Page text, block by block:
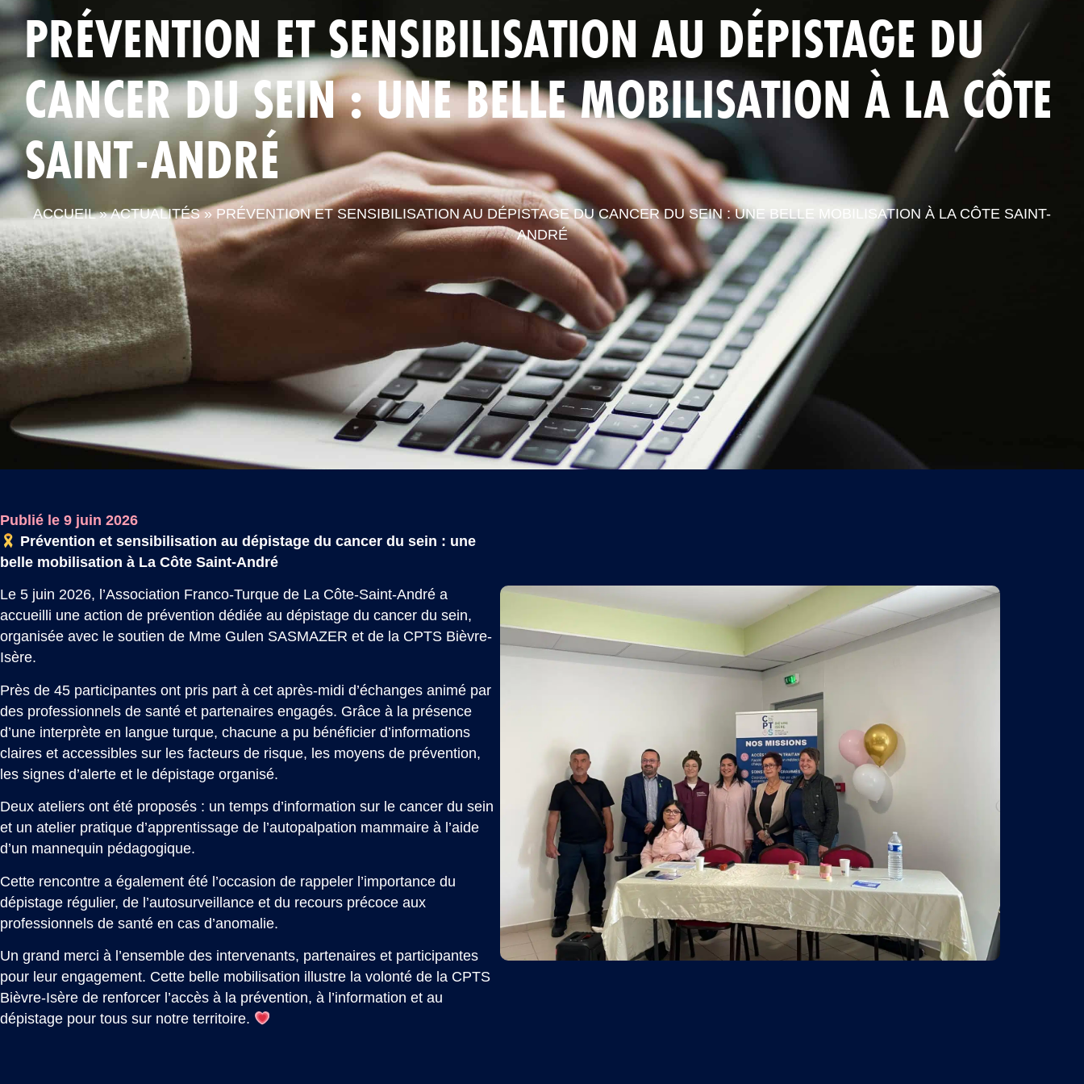
LA CPTS ACTUALITÉS
LES PROFESSIONNELS
ESPACE ADHÉRENT
PRÉVENTION ET SENSIBILISATION AU DÉPISTAGE DU
CANCER DU SEIN : UNE BELLE MOBILISATION À LA CÔTE
SAINT-ANDRÉ
ACCUEIL»ACTUALITÉS» PRÉVENTION ET SENSIBILISATION AU DÉPISTAGE DU CANCER DU SEIN : UNE BELLE MOBILISATION À LA CÔTE SAINT-
ANDRÉ
Publié le 9 juin 2026
Prévention et sensibilisation au dépistage du cancer du sein : une
belle mobilisation à La Côte Saint-André
Le 5 juin 2026, l’Association Franco-Turque de La Côte-Saint-André a
accueilli une action de prévention dédiée au dépistage du cancer du sein,
organisée avec le soutien de Mme Gulen SASMAZER et de la CPTS Bièvre-
Isère.
Près de 45 participantes ont pris part à cet après-midi d’échanges animé par
des professionnels de santé et partenaires engagés. Grâce à la présence
d’une interprète en langue turque, chacune a pu bénéficier d’informations
claires et accessibles sur les facteurs de risque, les moyens de prévention,
les signes d’alerte et le dépistage organisé.
Deux ateliers ont été proposés : un temps d’information sur le cancer du sein
et un atelier pratique d’apprentissage de l’autopalpation mammaire à l’aide
d’un mannequin pédagogique.
Cette rencontre a également été l’occasion de rappeler l’importance du
dépistage régulier, de l’autosurveillance et du recours précoce aux
professionnels de santé en cas d’anomalie.
Un grand merci à l’ensemble des intervenants, partenaires et participantes
pour leur engagement. Cette belle mobilisation illustre la volonté de la CPTS
Bièvre-Isère de renforcer l’accès à la prévention, à l’information et au
dépistage pour tous sur notre territoire.